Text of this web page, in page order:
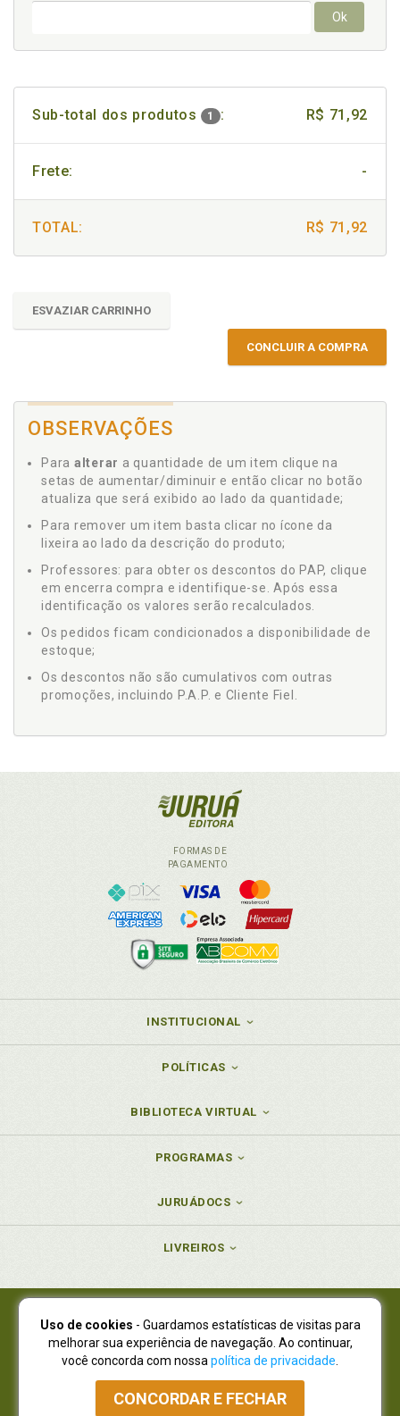
Ok
Sub-total dos produtos 1 : R$ 71,92
Frete: -
TOTAL: R$ 71,92
ESVAZIAR CARRINHO
CONCLUIR A COMPRA
OBSERVAÇÕES
Para alterar a quantidade de um item clique na
setas de aumentar/diminuir e então clicar no botão
atualiza que será exibido ao lado da quantidade;
Para remover um item basta clicar no ícone da
lixeira ao lado da descrição do produto;
Professores: para obter os descontos do PAP, clique
em encerra compra e identifique-se. Após essa
identificação os valores serão recalculados.
Os pedidos ficam condicionados a disponibilidade de
estoque;
Os descontos não são cumulativos com outras
promoções, incluindo P.A.P. e Cliente Fiel.
FORMAS DE
PAGAMENTO
INSTITUCIONAL
POLÍTICAS
BIBLIOTECA VIRTUAL
PROGRAMAS
JURUÁDOCS
LIVREIROS
Juruá Editora Ltda., CNPJ 77.535.508/0001-19
Juruá Informática Ltda., CNPJ 01.701.561/0001-80
NOVO ENDEREÇO:R. Flávio Dallegrave, 7665, São Lourenço |
Curitiba - Paraná - CEP 82210-310
Atendimento: (41) 4009-3900|Vendas Atacado: (41) 4009-3939
Uso de cookies - Guardamos estatísticas de visitas para
melhorar sua experiência de navegação. Ao continuar,
você concorda com nossa política de privacidade
CONCORDAR E FECHAR